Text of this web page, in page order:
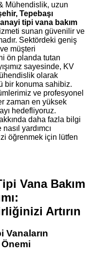
Mühendislik, uzun
Tepebaşı
tipi vana bakım
sunan güvenilir ve
Sektördeki geniş
müşteri
ön planda tutan
sayesinde, KV
olarak
bir konuma sahibiz.
ve profesyonel
zaman en yüksek
hedefliyoruz.
daha fazla bilgi
yardımcı
öğrenmek için lütfen
Vana Bakım
Artırın
Vanaların
Önemi